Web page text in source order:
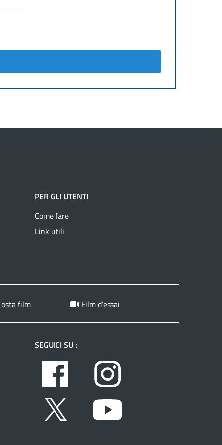
PER GLI UTENTI
Come fare
Link utili
film Film d’essai
SEGUICI SU :
Facebook
Twitter